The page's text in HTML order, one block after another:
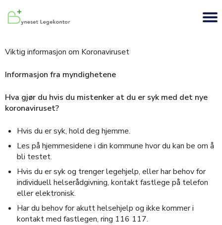
Viktig informasjon om Koronaviruset
Informasjon fra myndighetene
Hva gjør du hvis du mistenker at du er syk med det nye
koronaviruset?
Hvis du er syk, hold deg hjemme.
Les på hjemmesidene i din kommune hvor du kan be om å
bli testet.
Hvis du er syk og trenger legehjelp, eller har behov for
individuell helserådgivning, kontakt fastlege på telefon
eller elektronisk.
Har du behov for akutt helsehjelp og ikke kommer i
kontakt med fastlegen, ring 116 117.